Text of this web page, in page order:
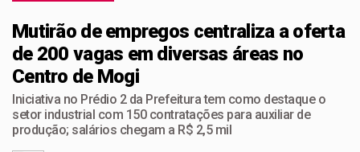
Mutirão de empregos centraliza a oferta
de 200 vagas em diversas áreas no
Centro de Mogi
Iniciativa no Prédio 2 da Prefeitura tem como destaque o
setor industrial com 150 contratações para auxiliar de
produção; salários chegam a R$ 2,5 mil